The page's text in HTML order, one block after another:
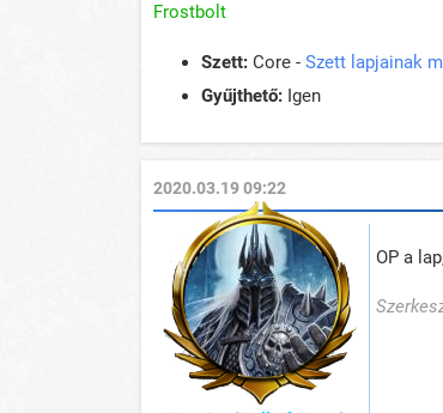
Frostbolt
Szett: Core - Szett lapjainak
Gyűjthető: Igen
2020.03.19 09:22
OP a